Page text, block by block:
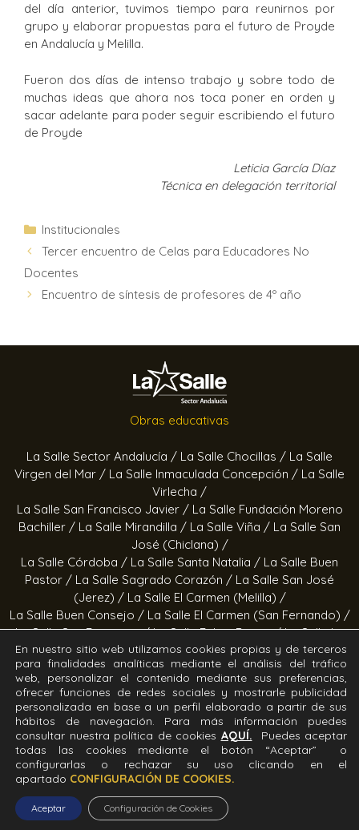
del día anterior, tuvimos tiempo para reunirnos por
grupo y elaborar propuestas para el futuro de Proyde
en Andalucía y Melilla.
Fueron dos días de intenso trabajo y sobre todo de
muchas ideas que ahora nos toca poner en orden y
sacar adelante para poder seguir escribiendo el futuro
de Proyde
Leticia García Díaz
Técnica en delegación territorial
Institucionales
Tercer encuentro de Celas para Educadores No
Docentes
Encuentro de síntesis de profesores de 4º año
Obras educativas
La Salle Sector Andalucía / La Salle Chocillas / La Salle
Virgen del Mar / La Salle Inmaculada Concepción / La Salle
Virlecha /
La Salle San Francisco Javier / La Salle Fundación Moreno
Bachiller / La Salle Mirandilla / La Salle Viña / La Salle San
José (Chiclana) /
La Salle Córdoba / La Salle Santa Natalia / La Salle Buen
Pastor / La Salle Sagrado Corazón / La Salle San José
(Jerez) / La Salle El Carmen (Melilla) /
La Salle Buen Consejo / La Salle El Carmen (San Fernando) /
La Salle San Francisco /La Salle Felipe Benito /La Salle La
Purísima
Obras socioeducativas
Estrella Azahara /Manos Abiertas /Hogar Jerez / Proyecto
Alfa /Hogar San Ramón y San Fernando /Calor en la Noche
Todos los derechos Reservados. Diseñado y desarrollado
Andalucía.
En nuestro sitio web utilizamos cookies propias y de terceros
para finalidades analíticas mediante el análisis del tráfico
web, personalizar el contenido mediante sus preferencias,
ofrecer funciones de redes sociales y mostrarle publicidad
personalizada en base a un perfil elaborado a partir de sus
hábitos de navegación. Para más información puedes
consultar nuestra política de cookies AQUÍ.
Puedes aceptar
todas las cookies mediante el botón “Aceptar” o
configurarlas o rechazar su uso clicando en el
apartado CONFIGURACIÓN DE COOKIES.
Aceptar Configuración de Cookies